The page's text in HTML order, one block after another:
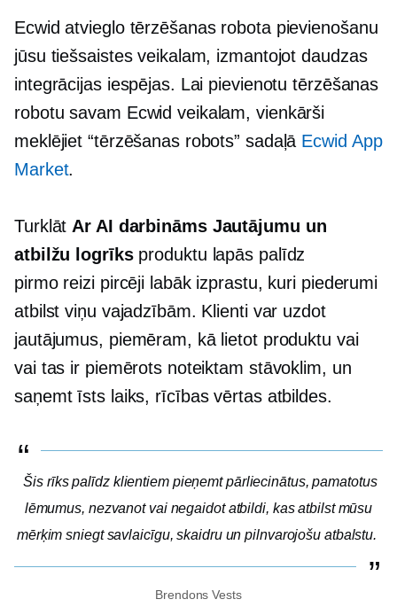
Ecwid atvieglo tērzēšanas robota pievienošanu
jūsu tiešsaistes veikalam, izmantojot daudzas
integrācijas iespējas. Lai pievienotu tērzēšanas
robotu savam Ecwid veikalam, vienkārši
meklējiet “tērzēšanas robots” sadaļā Ecwid App
Market.
Turklāt Ar AI darbināmsJautājumu un
atbilžu logrīksproduktu lapās palīdz
pirmo reizipircēji labāk izprastu, kuri piederumi
atbilst viņu vajadzībām. Klienti var uzdot
jautājumus, piemēram, kā lietot produktu vai
vai tas ir piemērots noteiktam stāvoklim, un
saņemtīsts laiks, rīcības vērtas atbildes.
Šis rīks palīdz klientiem pieņemt pārliecinātus, pamatotus
lēmumus, nezvanot vai negaidot atbildi, kas atbilst mūsu
mērķim sniegt savlaicīgu, skaidru un pilnvarojošu atbalstu.
Brendons Vests